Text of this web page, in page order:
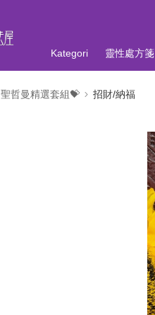
Kategori 靈性處方箋
聖哲曼精選套組💝 招財/納福